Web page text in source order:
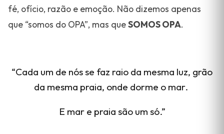
fé, ofício, razão e emoção. Não dizemos apenas
que “somos do OPA”, mas queSOMOS OPA.
“Cada um de nós se faz raio da mesma luz, grão
da mesma praia, onde dorme o mar.
E mar e praia são um só.”